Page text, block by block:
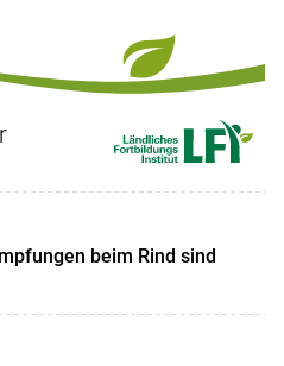
beim Rind sind